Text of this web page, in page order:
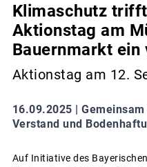
Klimaschutz
Aktionstag am
Bauernmarkt
Aktionstag am 12.
16.09.2025 |
Verstand und
Auf Initiative des